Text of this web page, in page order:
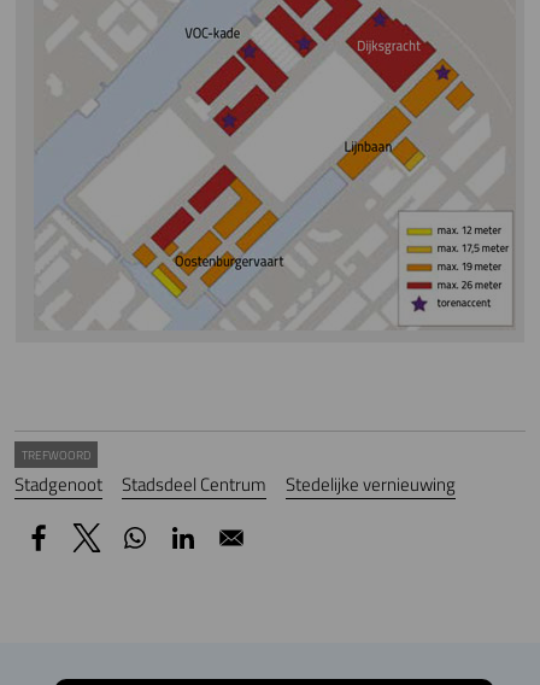
TREFWOORD
Stadgenoot Stadsdeel Centrum Stedelijke vernieuwing